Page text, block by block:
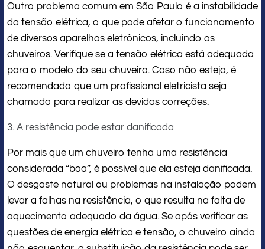
Outro problema comum em São Paulo é a instabilidade
da tensão elétrica, o que pode afetar o funcionamento
de diversos aparelhos eletrônicos, incluindo os
chuveiros. Verifique se a tensão elétrica está adequada
para o modelo do seu chuveiro. Caso não esteja, é
recomendado que um profissional eletricista seja
chamado para realizar as devidas correções.
3. A resistência pode estar danificada
Por mais que um chuveiro tenha uma resistência
considerada “boa”, é possível que ela esteja danificada.
O desgaste natural ou problemas na instalação podem
levar a falhas na resistência, o que resulta na falta de
aquecimento adequado da água. Se após verificar as
questões de energia elétrica e tensão, o chuveiro ainda